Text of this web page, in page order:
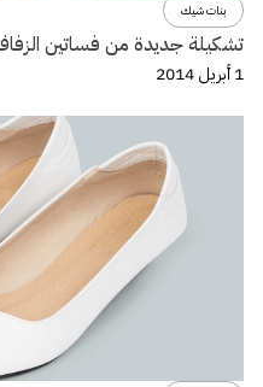
بنات شيك
تشكيلة جديدة من فساتين
1 أبريل 2014